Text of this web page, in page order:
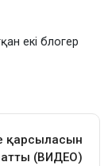
екі блогер